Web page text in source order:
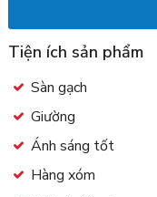
Tiện ích sản phẩm
Sàn gạch
Giường
Ánh sáng tốt
Hàng xóm